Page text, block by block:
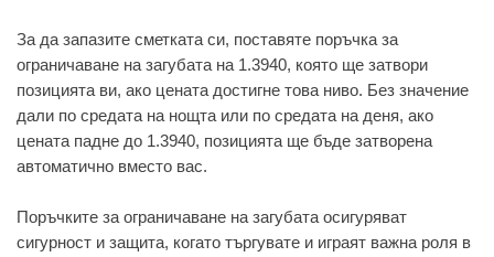
За да запазите сметката си, поставяте поръчка за
ограничаване на загубата на 1.3940, която ще затвори
позицията ви, ако цената достигне това ниво. Без значение
дали по средата на нощта или по средата на деня, ако
цената падне до 1.3940, позицията ще бъде затворена
автоматично вместо вас.
Поръчките за ограничаване на загубата осигуряват
сигурност и защита, когато търгувате и играят важна роля в